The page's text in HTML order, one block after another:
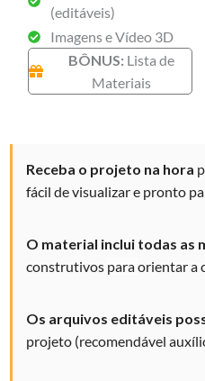
(editáveis)
Imagens e Vídeo 3D
BÔNUS: Lista de
Materiais
Receba o projeto na hora
fácil de visualizar e pronto
O material inclui todas as
construtivos paraorientar a
Os arquivos editáveis
projeto (recomendável